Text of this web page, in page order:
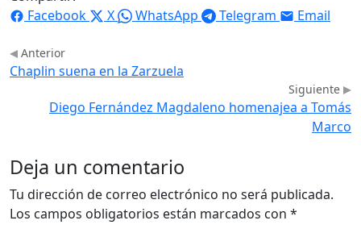
Facebook
X WhatsApp Telegram Email
Anterior
Chaplin suena en la Zarzuela
Siguiente
Diego Fernández Magdaleno homenajea a Tomás
Marco
Deja un comentario
Tu dirección de correo electrónico no será publicada.
Los campos obligatorios están marcados con *